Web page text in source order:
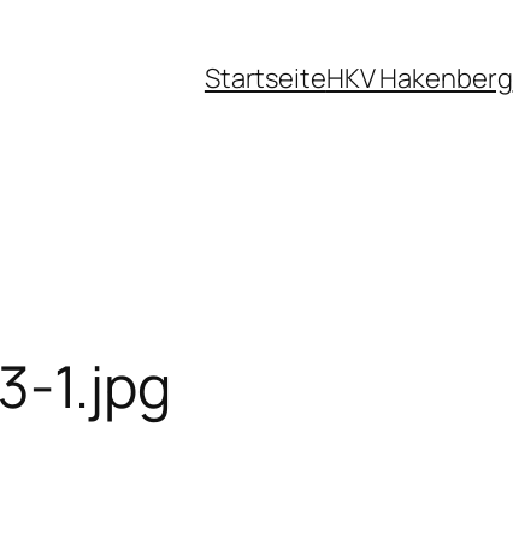
StartseiteHKV Hakenberg
1.jpg